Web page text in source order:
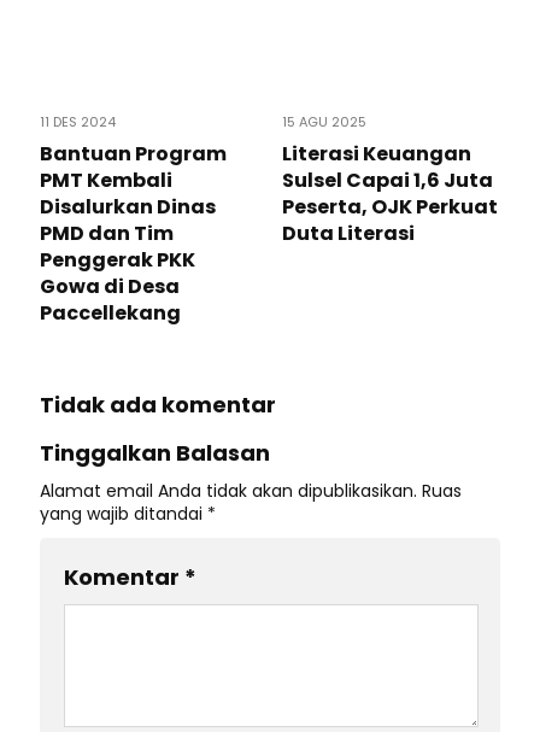
11 DES 2024
Bantuan Program
PMT Kembali
Disalurkan Dinas
PMD dan Tim
Penggerak PKK
Gowa di Desa
Paccellekang
15 AGU 2025
Literasi Keuangan
Sulsel Capai 1,6 Juta
Peserta, OJK Perkuat
Duta Literasi
Tidak ada komentar
Tinggalkan Balasan
Alamat email Anda tidak akan dipublikasikan. Ruas
yang wajib ditandai *
Komentar *